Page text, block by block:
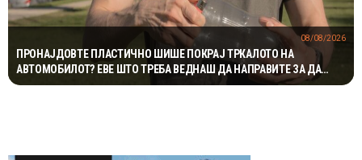
ПРОНАЈДОВТЕ ПЛАСТИЧНО ШИШЕ ПОКРАЈ ТРКАЛОТО НА
АВТОМОБИЛОТ? ЕВЕ ШТО ТРЕБА ВЕДНАШ ДА НАПРАВИТЕ ЗА ДА
ИЗБЕГНЕТЕ НЕПРИЈАТНОСТ
08/08/2026